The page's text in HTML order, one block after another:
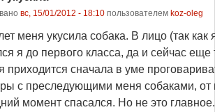
вс, 15/01/2012 - 18:10пользователем koz-oleg
меня укусила собака. В лицо (так как
я до первого класса, да и сейчас еще
приходится сначала в уме
с преследующими меня собаками, от
момент спасался. Но не это